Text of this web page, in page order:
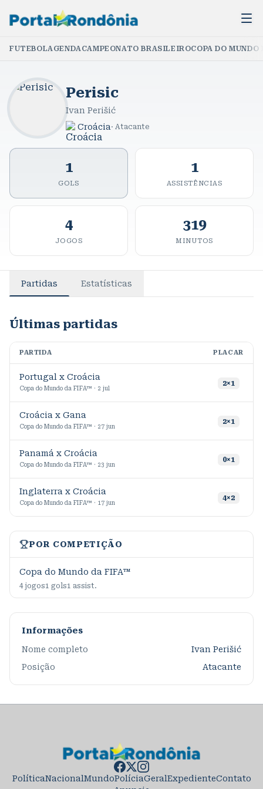
FUTEBOLAGENDACAMPEONATO BRASILEIROCOPA DO
Perisic
Ivan Perišić
Croácia · Atacante
1
GOLS
1
ASSISTÊNCIAS
4
JOGOS
319
MINUTOS
Partidas Estatísticas
Últimas partidas
PARTIDA PLACAR
Portugal x Croácia
Copa do Mundo da FIFA™ · 2 jul
2×1
Croácia x Gana
Copa do Mundo da FIFA™ · 27 jun
2×1
Panamá x Croácia
Copa do Mundo da FIFA™ · 23 jun
0×1
Inglaterra x Croácia
Copa do Mundo da FIFA™ · 17 jun
4×2
POR COMPETIÇÃO
Copa do Mundo da FIFA™
4 jogos1 gols1 assist.
Informações
Nome completo
Ivan Perišić
Posição
Atacante
PolíticaNacionalMundoPolíciaGeralExpedienteContato